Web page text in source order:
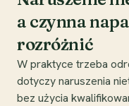
a czynna
rozróżnić
W praktyce trzeba
dotyczy naruszenia
bez użycia